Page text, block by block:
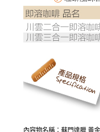
內容物名稱：蘇門達臘 黃